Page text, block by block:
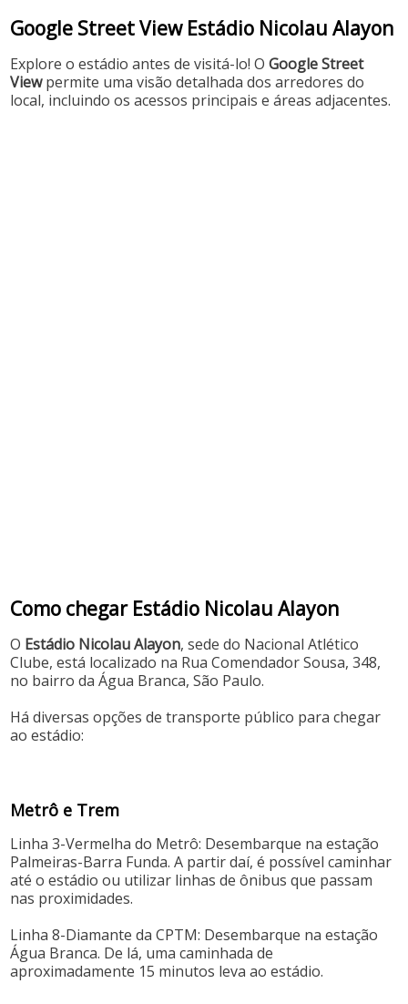
Google Street View Estádio Nicolau Alayon
Explore o estádio antes de visitá-lo! OGoogle Street
Viewpermite uma visão detalhada dos arredores do
local, incluindo os acessos principais e áreas adjacentes.
Como chegar Estádio Nicolau Alayon
O Estádio Nicolau Alayon, sede do Nacional Atlético
Clube, está localizado na Rua Comendador Sousa, 348,
no bairro da Água Branca, São Paulo.
Há diversas opções de transporte público para chegar
ao estádio:
Metrô e Trem
Linha 3-Vermelha do Metrô: Desembarque na estação
Palmeiras-Barra Funda. A partir daí, é possível caminhar
até o estádio ou utilizar linhas de ônibus que passam
nas proximidades.
Linha 8-Diamante da CPTM: Desembarque na estação
Água Branca. De lá, uma caminhada de
aproximadamente 15 minutos leva ao estádio.